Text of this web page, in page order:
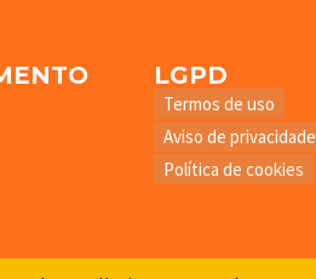
LGPD
Termos de uso
Aviso de privacidade
Política de cookies